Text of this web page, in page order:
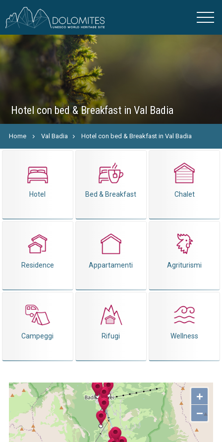
Hotel con bed & Breakfast in Val Badia
Home Val Badia Hotel con bed & Breakfast in Val Badia
Hotel Bed & Breakfast Chalet
Residence Appartamenti Agriturismi
Campeggi Rifugi Wellness
+
−